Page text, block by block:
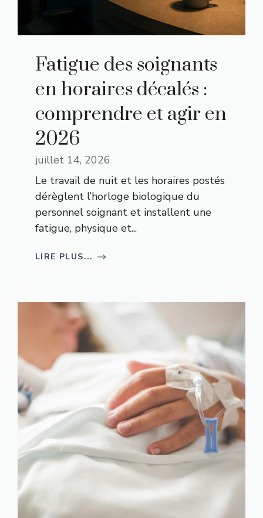
Fatigue des soignants
en horaires décalés :
comprendre et agir en
2026
juillet 14, 2026
Le travail de nuit et les horaires postés
dérèglent l’horloge biologique du
personnel soignant et installent une
fatigue, physique et...
LIRE PLUS...